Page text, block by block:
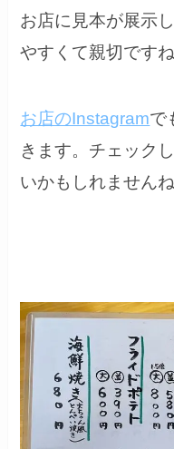
お店に見本が展示
やすくて親切ですね
お店のInstagramで
きます。チェック
いかもしれませんね